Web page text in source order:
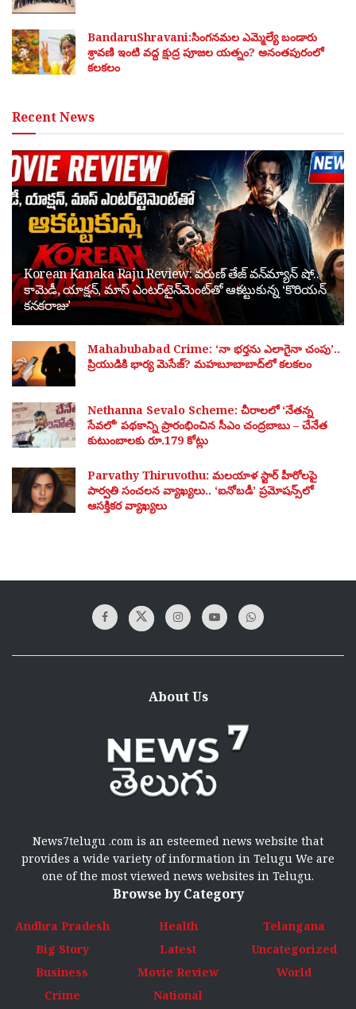
BandaruShravani:సింగనమల ఎమ్మెల్యే బండారు
శ్రావణి ఇంటి వద్ద క్షుద్ర పూజల యత్నం? అనంతపురంలో
కలకలం
Recent News
Korean Kanaka Raju Review: వరుణ్ తేజ్ వన్‌మ్యాన్ షో..
కామెడీ, యాక్షన్, మాస్ ఎంటర్‌టైన్‌మెంట్‌తో ఆకట్టుకున్న ‘కొరియన్
కనకరాజు’
Mahabubabad Crime: ‘నా భర్తను ఎలాగైనా చంపు’..
ప్రియుడికి భార్య మెసేజ్? మహబూబాబాద్‌లో కలకలం
Nethanna Sevalo Scheme: చీరాలలో ‘నేతన్న
సేవలో’ పథకాన్ని ప్రారంభించిన సీఎం చంద్రబాబు – చేనేత
కుటుంబాలకు రూ.179 కోట్లు
Parvathy Thiruvothu: మలయాళ స్టార్ హీరోలపై
పార్వతి సంచలన వ్యాఖ్యలు.. ‘ఐనోబడీ’ ప్రమోషన్స్‌లో
ఆసక్తికర వ్యాఖ్యలు
About Us
News7telugu .com is an esteemed news website that
provides a wide variety of information in Telugu We are
one of the most viewed news websites in Telugu.
Browse by Category
Andhra Pradesh
Big Story
Business
Crime
Health
Latest
Movie Review
National
Telangana
Uncategorized
World